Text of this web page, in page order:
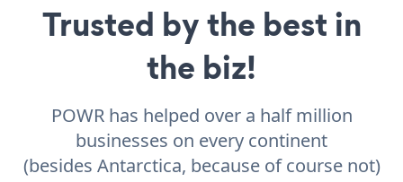
Trusted by the best in
the biz!
POWR has helped over a half million
businesses on every continent
(besides Antarctica, because of course not)